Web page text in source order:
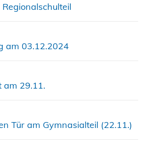
am 03.12.2024
am 29.11.
Tür am Gymnasialteil (22.11.)